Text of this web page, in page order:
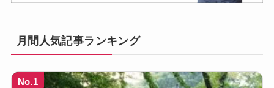
月間人気記事ランキング
No.1